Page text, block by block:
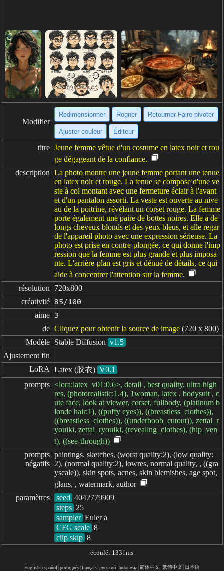
Modifier
Redimensionner Rogner Retourner·Faire pivoter
Ajuster couleur Éditeur
titre Jeune femme vêtue d'un costume en latex noir et rou
ge dégageant de la confiance.
description La photo montre une jeune femme portant une tenue
en latex noir et rouge. La tenue se compose d'une ve
ste à col montant avec une fermeture éclair à l'avant
et d'un pantalon assorti. La veste est ouverte au nive
au de la poitrine, révélant un corset rouge. La femme
porte également une paire de bottes noires. Elle a de
longs cheveux blonds et des yeux bleus, et elle regar
de l'appareil photo avec une expression sérieuse. La
photo est prise en contre-plongée, ce qui donne l'imp
ression que la femme est plus grande et plus imposa
nte. L'arrière-plan est gris et dénué de détails, ce qui
aide à concentrer l'attention sur la femme.
résolution
720x800
créativité 85/100
aime 3
de Cliquez pour obtenir la source de image (720 x 800)
Modèle Stable Diffusion v1.5
Ajustement fin
LoRA
Latex (胶衣) V0.1
prompts <lora:latex_v01:0.6>, detail , best quality, ultra high
res, (photorealistic:1.4), 1woman, latex , bodysuit , c
ute face, look at viewer, corset, fullbody, (platinum b
londe hair:1), ((puffy eyes)), ((breastless_clothes)),
((breastless_clothes)), ((underboob_cutout)), zettai_r
youiki, zettai_ryouiki, (revealing_clothes), (hip_ven
t), ((see-through))
prompts
négatifs
paintings, sketches, (worst quality:2), (low quality:
2), (normal quality:2), lowres, normal quality, , ((gra
yscale)), skin spots, acnes, skin blemishes, age spot,
glans, , watermark, author
paramètres
seed
steps
sampler
CFG scale
clip skip 8
écoulé: 1331ms
English español portugués français русский Indonesia 简体中文 繁體中文 日本语